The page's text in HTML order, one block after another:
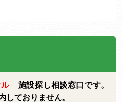
ル施設探し相談窓口です。
しておりません。